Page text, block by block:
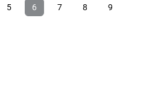
5 6 7 8 9